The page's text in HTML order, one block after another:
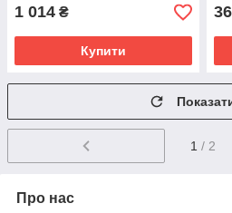
1 014 ₴
Купити
1 / 2
Про нас